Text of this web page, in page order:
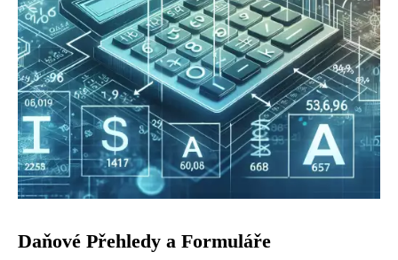
Daňové Přehledy a Formuláře